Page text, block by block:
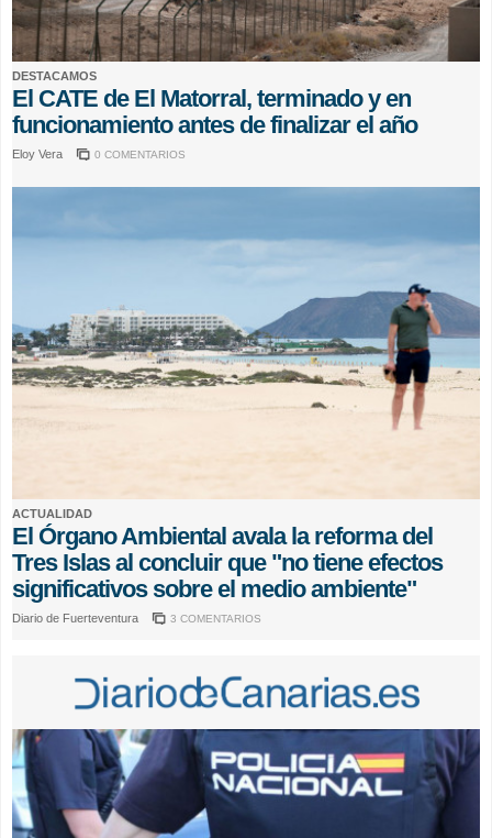
DESTACAMOS
El CATE de El Matorral, terminado y en
funcionamiento antes de finalizar el año
Eloy Vera 0 COMENTARIOS
ACTUALIDAD
El Órgano Ambiental avala la reforma del
Tres Islas al concluir que "no tiene efectos
significativos sobre el medio ambiente"
Diario de Fuerteventura 3 COMENTARIOS